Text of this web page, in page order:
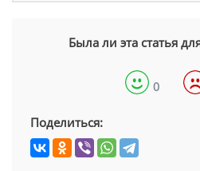
Была ли эта статья
0
Поделиться: